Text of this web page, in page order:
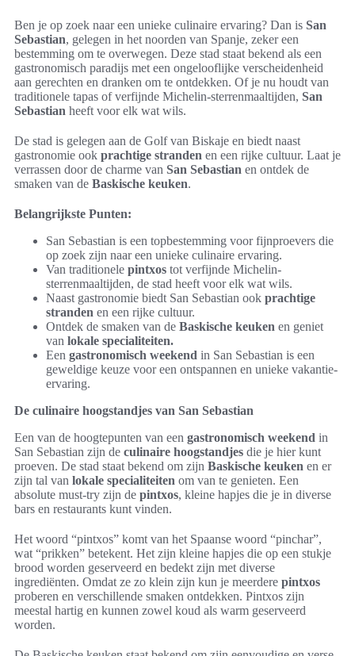
Ben je op zoek naar een unieke culinaire ervaring? Dan is San
Sebastian, gelegen in het noorden van Spanje, zeker een
bestemming om te overwegen. Deze stad staat bekend als een
gastronomisch paradijs met een ongelooflijke verscheidenheid
aan gerechten en dranken om te ontdekken. Of je nu houdt van
traditionele tapas of verfijnde Michelin-sterrenmaaltijden, San
Sebastian heeft voor elk wat wils.
De stad is gelegen aan de Golf van Biskaje en biedt naast
gastronomie ook prachtige stranden en een rijke cultuur. Laat je
verrassen door de charme van San Sebastian en ontdek de
smaken van de Baskische keuken.
Belangrijkste Punten:
San Sebastian is een topbestemming voor fijnproevers die
op zoek zijn naar een unieke culinaire ervaring.
Van traditionele pintxos tot verfijnde Michelin-
sterrenmaaltijden, de stad heeft voor elk wat wils.
Naast gastronomie biedt San Sebastian ook prachtige
stranden en een rijke cultuur.
Ontdek de smaken van de Baskische keuken en geniet
van lokale specialiteiten.
Een gastronomisch weekend in San Sebastian is een
geweldige keuze voor een ontspannen en unieke vakantie-
ervaring.
De culinaire hoogstandjes van San Sebastian
Een van de hoogtepunten van een gastronomisch weekend in
San Sebastian zijn de culinaire hoogstandjes die je hier kunt
proeven. De stad staat bekend om zijn Baskische keuken en er
zijn tal van lokale specialiteiten om van te genieten. Een
absolute must-try zijn de pintxos, kleine hapjes die je in diverse
bars en restaurants kunt vinden.
Het woord “pintxos” komt van het Spaanse woord “pinchar”,
wat “prikken” betekent. Het zijn kleine hapjes die op een stukje
brood worden geserveerd en bedekt zijn met diverse
ingrediënten. Omdat ze zo klein zijn kun je meerdere pintxos
proberen en verschillende smaken ontdekken. Pintxos zijn
meestal hartig en kunnen zowel koud als warm geserveerd
worden.